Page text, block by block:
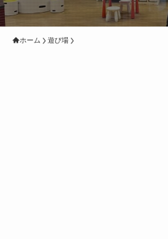
ホーム 遊び場